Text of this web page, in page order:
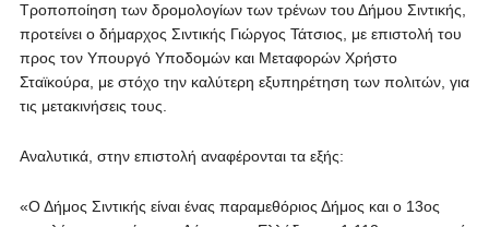
Tροποποίηση των δρομολογίων των τρένων του Δήμου Σιντικής,
προτείνει ο δήμαρχος Σιντικής Γιώργος Τάτσιος, με επιστολή του
προς τον Υπουργό Υποδομών και Μεταφορών Χρήστο
Σταϊκούρα, με στόχο την καλύτερη εξυπηρέτηση των πολιτών, για
τις μετακινήσεις τους.
Αναλυτικά, στην επιστολή αναφέρονται τα εξής:
«Ο Δήμος Σιντικής είναι ένας παραμεθόριος Δήμος και ο 13ος